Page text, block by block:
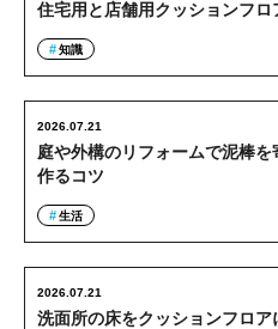
住宅用と店舗用クッションフロ
知識
庭や外構のリフォームで泥棒
作るコツ
2026.07.21
生活
洗面所の床をクッションフロア
2026.07.21